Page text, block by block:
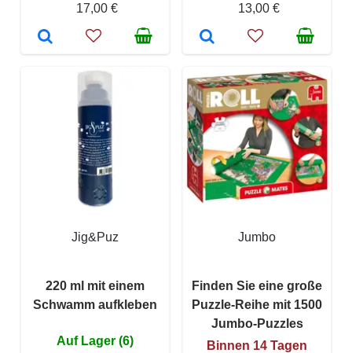
17,00 €
13,00 €
Jig&Puz
220 ml mit einem
Schwamm aufkleben
Auf Lager (6)
Jumbo
Finden Sie eine große
Puzzle-Reihe mit 1500
Jumbo-Puzzles
Binnen 14 Tagen